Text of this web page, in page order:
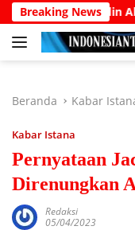
Langsung
ke
konten
Breaking News
Abdullah
Beranda Kabar
Kabar Istana
Pernyataan
Direnungkan
Redaksi
05/04/2023